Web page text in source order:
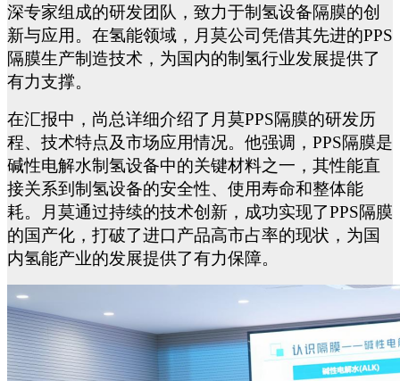
深专家组成的研发团队，致力于制氢设备隔膜的创
新与应用。在氢能领域，月莫公司凭借其先进的PPS
隔膜生产制造技术，为国内的制氢行业发展提供了
有力支撑。
在汇报中 ， 尚总详细介绍了月莫PPS隔膜的研发历
程、技术特点及市场应用情况。他强调，PPS隔膜是
碱性电解水制氢设备中的关键材料之一，其性能直
接关系到 制氢设备的安全性、使用寿命和整体能
耗。月莫通过持续的技术创新，成功实现了PPS隔膜
的国产化，打破了进口产品高市占率的现状 ，为国
内氢能产业的发展提供了有力保障。